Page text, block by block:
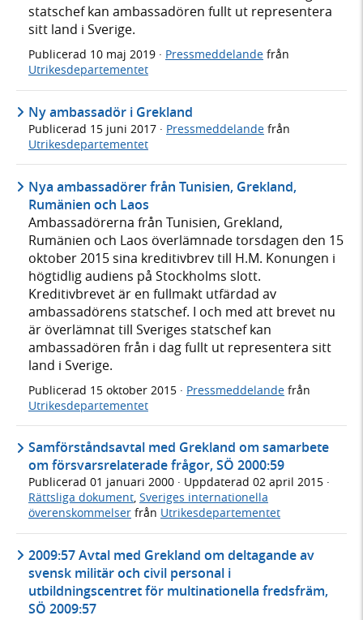
statschef kan ambassadören fullt ut representera
sitt land i Sverige.
Publicerad 10 maj 2019 · Pressmeddelande från
Utrikesdepartementet
Ny ambassadör i Grekland
Publicerad 15 juni 2017 · Pressmeddelande från
Utrikesdepartementet
Nya ambassadörer från Tunisien, Grekland,
Rumänien och Laos
Ambassadörerna från Tunisien, Grekland,
Rumänien och Laos överlämnade torsdagen den 15
oktober 2015 sina kreditivbrev till H.M. Konungen i
högtidlig audiens på Stockholms slott.
Kreditivbrevet är en fullmakt utfärdad av
ambassadörens statschef. I och med att brevet nu
är överlämnat till Sveriges statschef kan
ambassadören från i dag fullt ut representera sitt
land i Sverige.
Publicerad 15 oktober 2015 · Pressmeddelande från
Utrikesdepartementet
Samförståndsavtal med Grekland om samarbete
om försvarsrelaterade frågor, SÖ 2000:59
Publicerad 01 januari 2000 · Uppdaterad 02 april 2015 ·
Rättsliga dokument, Sveriges internationella
överenskommelser från Utrikesdepartementet
2009:57 Avtal med Grekland om deltagande av
svensk militär och civil personal i
utbildningscentret för multinationella fredsfräm,
SÖ 2009:57